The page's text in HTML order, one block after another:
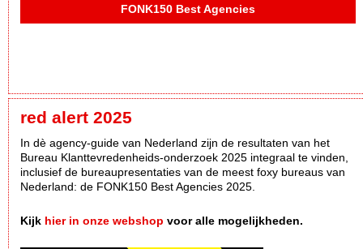
FONK150 Best Agencies
red alert 2025
In dè agency-guide van Nederland zijn de resultaten van het
Bureau Klanttevredenheids-onderzoek 2025 integraal te vinden,
inclusief de bureaupresentaties van de meest foxy bureaus van
Nederland: de FONK150 Best Agencies 2025.
Kijk hier in onze webshop voor alle mogelijkheden.